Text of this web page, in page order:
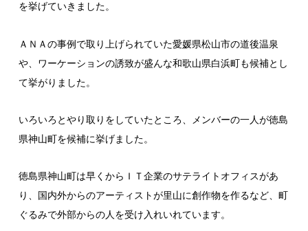
を挙げていきました。
ＡＮＡの事例で取り上げられていた愛媛県松山市の道後温泉
や、ワーケーションの誘致が盛んな和歌山県白浜町も候補とし
て挙がりました。
いろいろとやり取りをしていたところ、メンバーの一人が徳島
県神山町を候補に挙げました。
徳島県神山町は早くからＩＴ企業のサテライトオフィスがあ
り、国内外からのアーティストが里山に創作物を作るなど、町
ぐるみで外部からの人を受け入れいれています。